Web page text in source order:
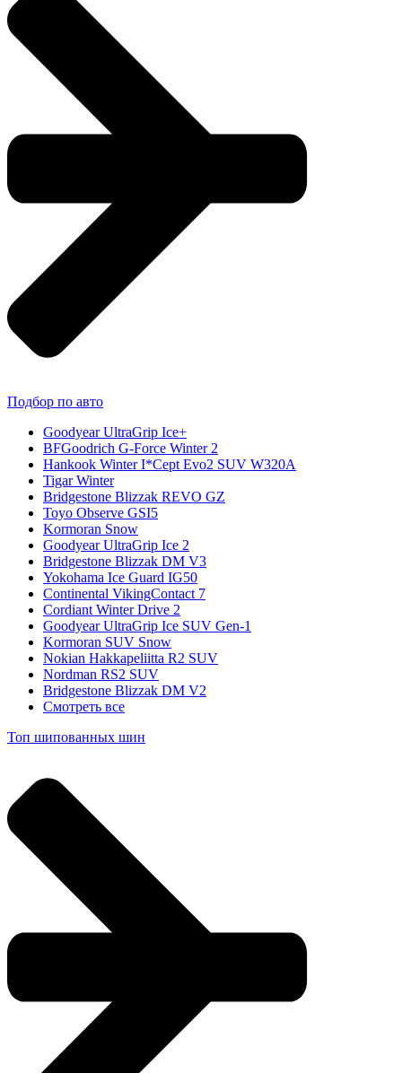
Подбор по авто
Goodyear UltraGrip Ice+
BFGoodrich G-Force Winter 2
Hankook Winter I*Cept Evo2 SUV W320A
Tigar Winter
Bridgestone Blizzak REVO GZ
Toyo Observe GSI5
Kormoran Snow
Goodyear UltraGrip Ice 2
Bridgestone Blizzak DM V3
Yokohama Ice Guard IG50
Continental VikingContact 7
Cordiant Winter Drive 2
Goodyear UltraGrip Ice SUV Gen-1
Kormoran SUV Snow
Nokian Hakkapeliitta R2 SUV
Nordman RS2 SUV
Bridgestone Blizzak DM V2
Смотреть все
Топ шипованных шин